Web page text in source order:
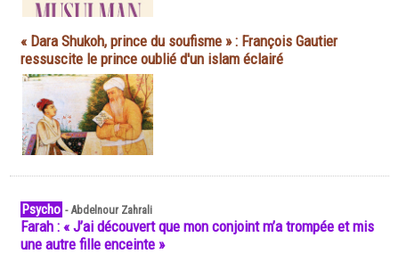
« Dara Shukoh, prince du soufisme » : François Gautier
ressuscite le prince oublié d'un islam éclairé
Psycho -Abdelnour Zahrali
Farah : « J’ai découvert que mon conjoint m’a trompée et mis
une autre fille enceinte »